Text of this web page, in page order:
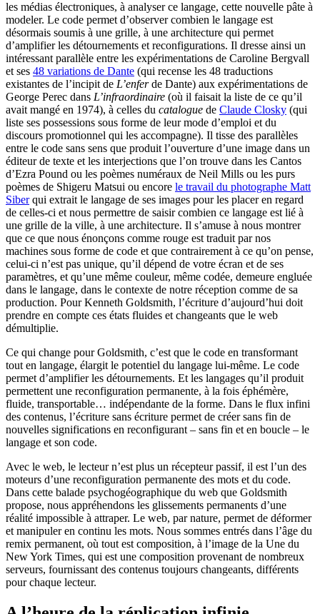
les médias électroniques, à analyser ce langage, cette nouvelle pâte à
modeler. Le code permet d’observer combien le langage est
désormais soumis à une grille, à une architecture qui permet
d’amplifier les détournements et reconfigurations. Il dresse ainsi un
intéressant parallèle entre les expérimentations de Caroline Bergvall
et ses 48 variations de Dante (qui recense les 48 traductions
existantes de l’incipit de L’enferde Dante) aux expérimentations de
George Perec dans L’infraordinaire (où il faisait la liste de ce qu’il
avait mangé en 1974), à celles du catalogue de Claude Closky (qui
liste ses possessions sous forme de leur mode d’emploi et du
discours promotionnel qui les accompagne). Il tisse des parallèles
entre le code sans sens que produit l’ouverture d’une image dans un
éditeur de texte et les interjections que l’on trouve dans les Cantos
d’Ezra Pound ou les poèmes numéraux de Neil Mills ou les purs
poèmes de Shigeru Matsui ou encore le travail du photographe Matt
Siberqui extrait le langage de ses images pour les placer en regard
de celles-ci et nous permettre de saisir combien ce langage est lié à
une grille de la ville, à une architecture. Il s’amuse à nous montrer
que ce que nous énonçons comme rouge est traduit par nos
machines sous forme de code et que contrairement à ce qu’on pense,
celui-ci n’est pas unique, qu’il dépend de votre écran et de ses
paramètres, et qu’une même couleur, même codée, demeure engluée
dans le langage, dans le contexte de notre réception comme de sa
production. Pour Kenneth Goldsmith, l’écriture d’aujourd’hui doit
prendre en compte ces états fluides et changeants que le web
démultiplie.
Ce qui change pour Goldsmith, c’est que le code en transformant
tout en langage, élargit le potentiel du langage lui-même. Le code
permet d’amplifier les détournements. Et les langages qu’il produit
permettent une reconfiguration permanente, à la fois éphémère,
fluide, transportable… indépendante de la forme. Dans le flux infini
des contenus, l’écriture sans écriture permet de créer sans fin de
nouvelles significations en reconfigurant – sans fin et en boucle – le
langage et son code.
Avec le web, le lecteur n’est plus un récepteur passif, il est l’un des
moteurs d’une reconfiguration permanente des mots et du code.
Dans cette balade psychogéographique du web que Goldsmith
propose, nous appréhendons les glissements permanents d’une
réalité impossible à attraper. Le web, par nature, permet de déformer
et manipuler en continu les mots. Nous sommes entrés dans l’âge du
remix permanent, où tout est composition, à l’image de la Une du
New York Times, qui est une composition provenant de nombreux
serveurs, fournissant des contenus toujours changeants, différents
pour chaque lecteur.